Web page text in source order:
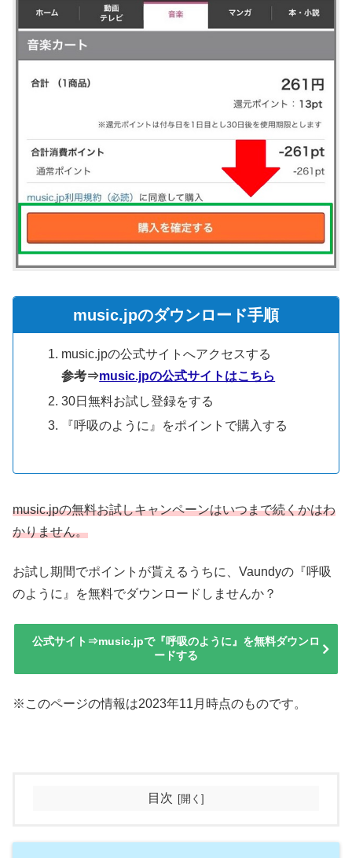
music.jpのダウンロード手順
music.jpの公式サイトへアクセスする
参考⇒music.jpの公式サイトはこちら
30日無料お試し登録をする
『呼吸のように』をポイントで購入する
music.jpの無料お試しキャンペーンはいつまで続くかはわ
かりません。
お試し期間でポイントが貰えるうちに、Vaundyの『呼吸
のように』を無料でダウンロードしませんか？
公式サイト⇒music.jpで『呼吸のように』を無料ダウンロ
ードする
※このページの情報は2023年11月時点のものです。
目次